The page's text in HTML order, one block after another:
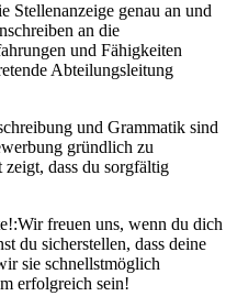
Stellenanzeige genau an und
an die
und Fähigkeiten
Abteilungsleitung
und Grammatik sind
gründlich zu
dass du sorgfältig
Wir freuen uns, wenn du dich
du sicherstellen, dass deine
sie schnellstmöglich
erfolgreich sein!